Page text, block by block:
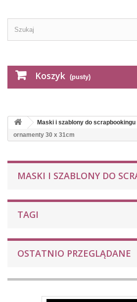
Koszyk (pusty)
Maski i szablony do scrapbookingu
ornamenty 30 x 31cm
MASKI I SZABLONY DO
TAGI
OSTATNIO PRZEGLĄDANE